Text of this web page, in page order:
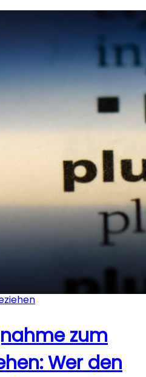
zum
Wer den